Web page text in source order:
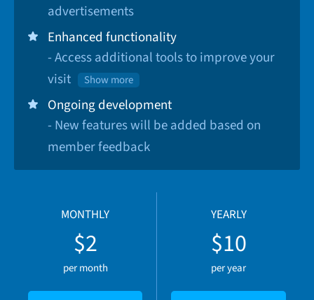
advertisements
Enhanced functionality
- Access additional tools to improve your
visit
Show more
Ongoing development
- New features will be added based on
member feedback
MONTHLY
$2
per month
YEARLY
$10
per year